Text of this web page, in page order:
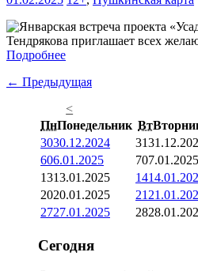
Тендрякова приглашает всех
Подробнее
← Предыдущая
<
ПнПонедельник Вт
3030.12.2024 31
606.01.2025 707.01.2025
1313.01.2025 14
2020.01.2025 21
2727.01.2025 28
Сегодня